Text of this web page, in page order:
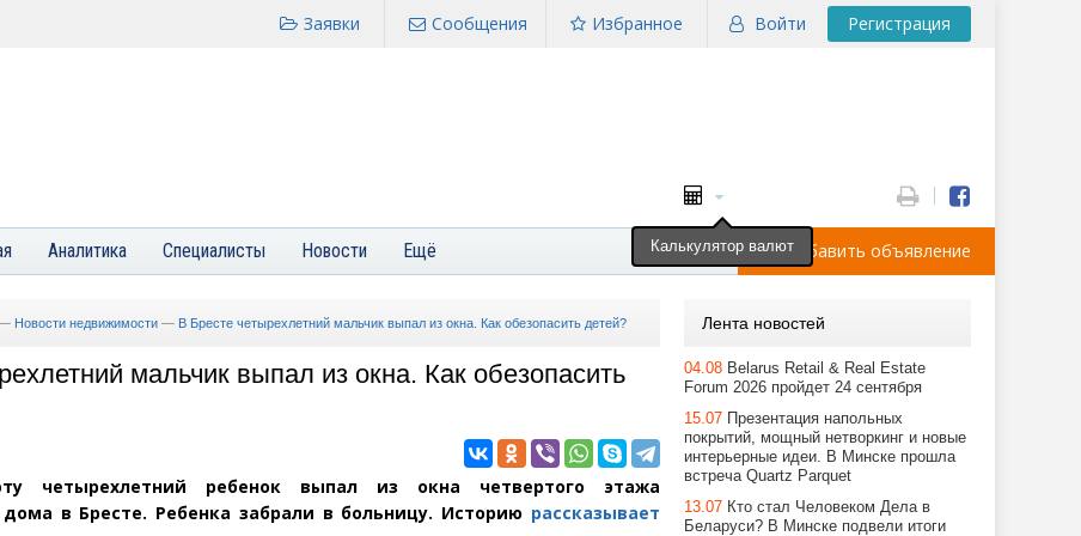
Войти Регистрация
Избранное
Сообщения
Заявки
Аналитика Специалисты Новости Ещё Добавить объявление
Новости недвижимости — В Бресте четырехлетний мальчик выпал из окна. Как обезопасить детей?
мальчик выпал из окна. Как обезопасить
четырехлетний ребенок выпал из окна четвертого этажа
дома в Бресте. Ребенка забрали в больницу. Историю рассказывает
Лента новостей
04.08 Belarus Retail & Real Estate
Forum 2026 пройдет 24 сентября
15.07 Презентация напольных
покрытий, мощный нетворкинг и новые
интерьерные идеи. В Минске прошла
встреча Quartz Parquet
13.07 Кто стал Человеком Дела в
Беларуси? В Минске подвели итоги
Калькулятор валют